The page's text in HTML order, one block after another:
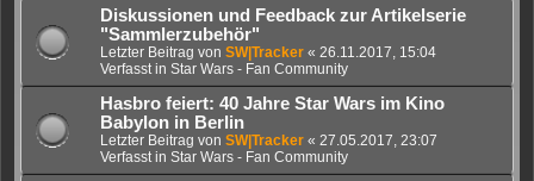
Diskussionen und Feedback zur Artikelserie
"Sammlerzubehör"
Letzter Beitrag von SW|Tracker « 26.11.2017, 15:04
Verfasst in Star Wars - Fan Community
Hasbro feiert: 40 Jahre Star Wars im Kino
Babylon in Berlin
Letzter Beitrag von SW|Tracker « 27.05.2017, 23:07
Verfasst in Star Wars - Fan Community